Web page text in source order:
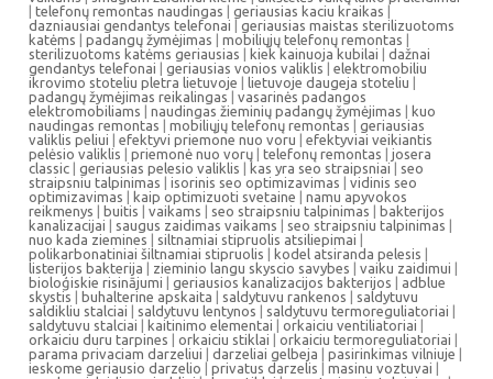
| telefonų remontas naudingas | geriausias kaciu kraikas |
dazniausiai gendantys telefonai | geriausias maistas sterilizuotoms
katėms | padangų žymėjimas | mobiliųjų telefonų remontas |
sterilizuotoms katėms geriausias | kiek kainuoja kubilai | dažnai
gendantys telefonai | geriausias vonios valiklis | elektromobiliu
ikrovimo stoteliu pletra lietuvoje | lietuvoje daugeja stoteliu |
padangų žymėjimas reikalingas | vasarinės padangos
elektromobiliams | naudingas žieminių padangų žymėjimas | kuo
naudingas remontas | mobiliųjų telefonų remontas | geriausias
valiklis peliui | efektyvi priemone nuo voru | efektyviai veikiantis
pelėsio valiklis | priemonė nuo vorų | telefonų remontas | josera
classic | geriausias pelesio valiklis | kas yra seo straipsniai | seo
straipsniu talpinimas | isorinis seo optimizavimas | vidinis seo
optimizavimas | kaip optimizuoti svetaine | namu apyvokos
reikmenys | buitis | vaikams | seo straipsniu talpinimas | bakterijos
kanalizacijai | saugus zaidimas vaikams | seo straipsniu talpinimas |
nuo kada ziemines | siltnamiai stipruolis atsiliepimai |
polikarbonatiniai šiltnamiai stipruolis | kodel atsiranda pelesis |
listerijos bakterija | zieminio langu skyscio savybes | vaiku zaidimui |
bioloģiskie risinājumi | geriausios kanalizacijos bakterijos | adblue
skystis | buhalterine apskaita | saldytuvu rankenos | saldytuvu
saldikliu stalciai | saldytuvu lentynos | saldytuvu termoreguliatoriai |
saldytuvu stalciai | kaitinimo elementai | orkaiciu ventiliatoriai |
orkaiciu duru tarpines | orkaiciu stiklai | orkaiciu termoreguliatoriai |
parama privaciam darzeliui | darzeliai gelbeja | pasirinkimas vilniuje |
ieskome geriausio darzelio | privatus darzelis | masinu voztuvai |